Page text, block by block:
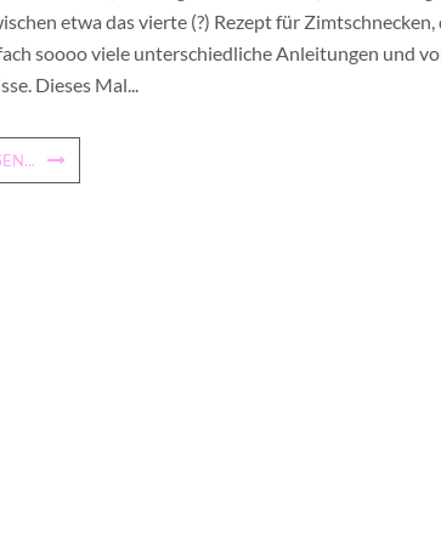
etwa das vierte (?) Rezept für Zimtschnecken,
soooo viele unterschiedliche Anleitungen und
Dieses Mal...